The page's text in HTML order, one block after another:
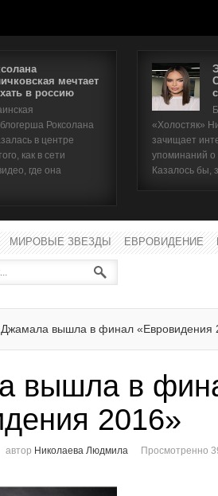
мечтает
в россию
Роксолана
в центре
как в сети
где она
«Холостяк»
зачищает
упоминаний
Казалось бы,
МИРОВЫЕ ЗВЕЗДЫ ЕВРОВИДЕНИЕ
Джамала вышла в финал «Евровидения
вышла в
2016»
автор Николаева Людмила Просмотренно
Имя